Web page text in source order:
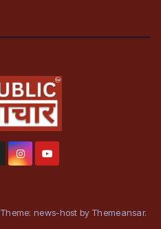
Theme: news-host by Themeansar.